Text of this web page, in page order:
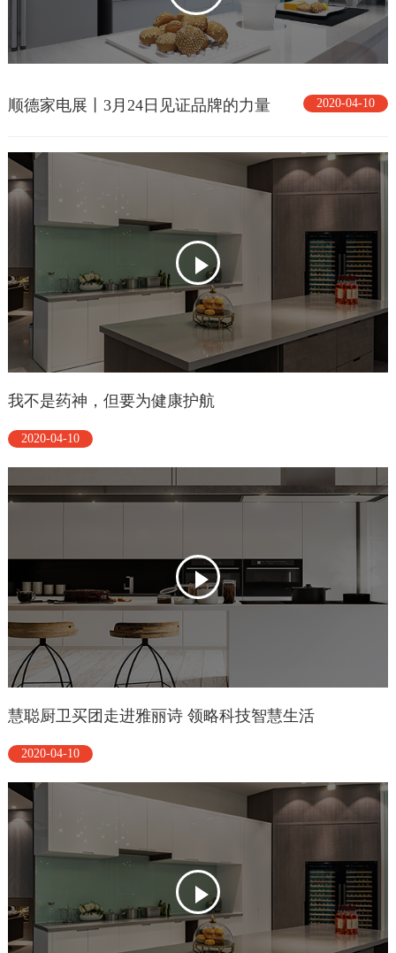
2020-04-10
顺德家电展丨3月24日见证品牌的力量
我不是药神，但要为健康护航
2020-04-10
慧聪厨卫买团走进雅丽诗 领略科技智慧生活
2020-04-10